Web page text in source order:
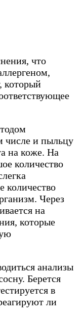
что
который
числе и пыльцу
на коже. На
количество
количество
Через
на
которые
анализы
Берется
в
ли